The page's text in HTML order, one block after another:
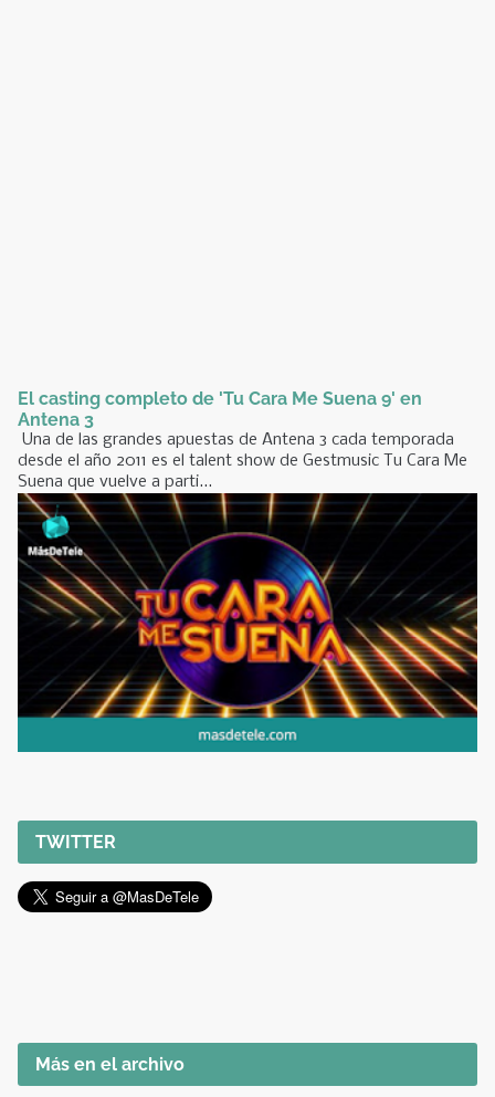
El casting completo de 'Tu Cara Me Suena 9' en
Antena 3
Una de las grandes apuestas de Antena 3 cada temporada
desde el año 2011 es el talent show de Gestmusic Tu Cara Me
Suena que vuelve a parti...
TWITTER
Más en el archivo